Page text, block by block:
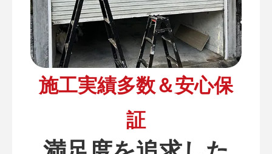
施工実績多数＆安心保
証